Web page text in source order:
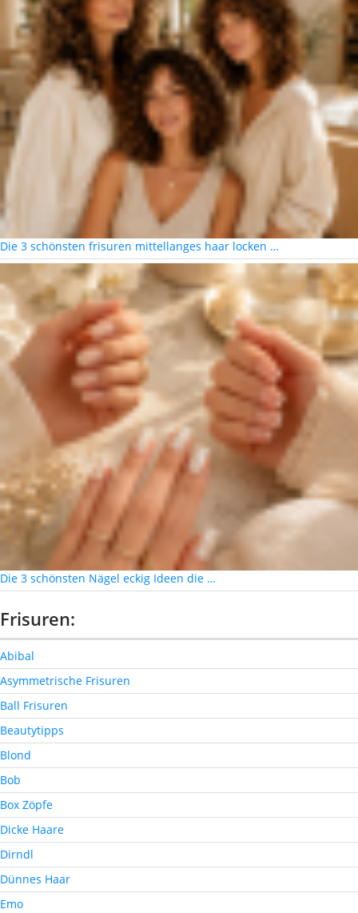
Die 3 schönsten frisuren mittellanges haar locken …
Die 3 schönsten Nägel eckig Ideen die …
Frisuren:
Abibal
Asymmetrische Frisuren
Ball Frisuren
Beautytipps
Blond
Bob
Box Zöpfe
Dicke Haare
Dirndl
Dünnes Haar
Emo